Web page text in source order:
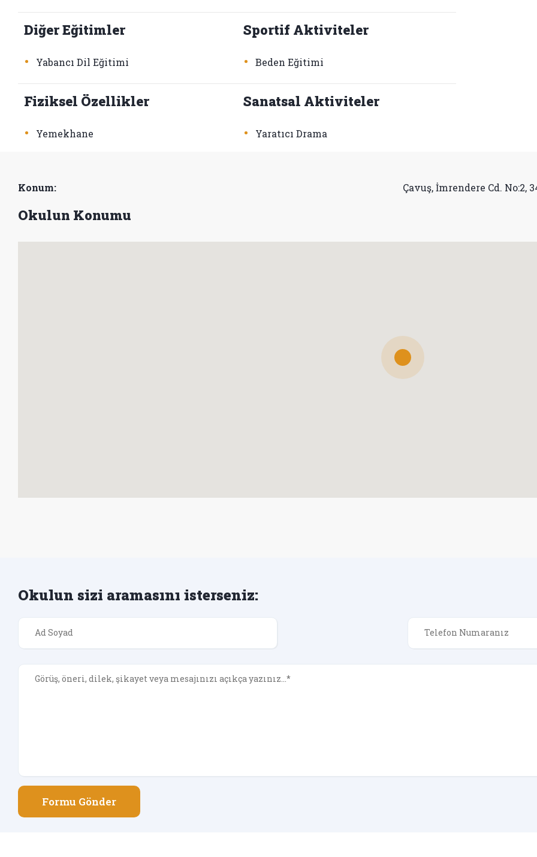
Diğer Eğitimler
• Yabancı Dil Eğitimi
Sportif Aktiviteler
• Beden Eğitimi
Fiziksel Özellikler
• Yemekhane
Sanatsal Aktiviteler
• Yaratıcı Drama
Konum: Çavuş, İmrendere Cd. No:2,
Okulun Konumu
Okulun sizi aramasını isterseniz:
Formu Gönder